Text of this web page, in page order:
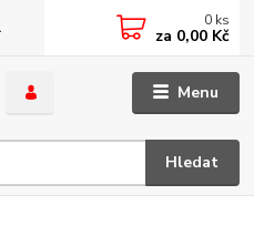
Menu
Hledat
0 ks
za 0,00 Kč